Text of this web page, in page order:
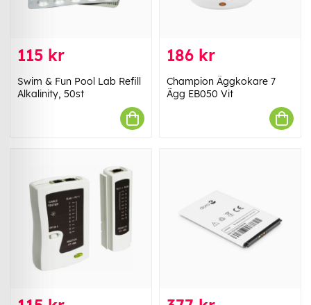
115 kr
Swim & Fun Pool Lab Refill
Alkalinity, 50st
186 kr
Champion Äggkokare 7
Ägg EB050 Vit